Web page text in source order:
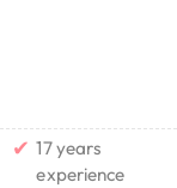
✔ 17 years
experience